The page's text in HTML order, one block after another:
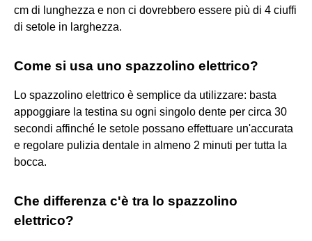
cm di lunghezza e non ci dovrebbero essere più di 4 ciuffi
di setole in larghezza.
Come si usa uno spazzolino elettrico?
Lo spazzolino elettrico è semplice da utilizzare: basta
appoggiare la testina su ogni singolo dente per circa 30
secondi affinché le setole possano effettuare un'accurata
e regolare pulizia dentale in almeno 2 minuti per tutta la
bocca.
Che differenza c'è tra lo spazzolino
elettrico?